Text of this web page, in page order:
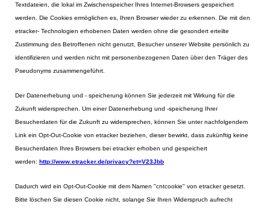
Textdateien, die lokal im Zwischenspeicher Ihres Internet-Browsers gespeichert
werden. Die Cookies ermöglichen es, Ihren Browser wieder zu erkennen. Die mit den
etracker- Technologien erhobenen Daten werden ohne die gesondert erteilte
Zustimmung des Betroffenen nicht genutzt, Besucher unserer Website persönlich zu
identifizieren und werden nicht mit personenbezogenen Daten über den Träger des
Pseudonyms zusammengeführt.
Der Datenerhebung und - speicherung können Sie jederzeit mit Wirkung für die
Zukunft widersprechen. Um einer Datenerhebung und -speicherung Ihrer
Besucherdaten für die Zukunft zu widersprechen, können Sie unter nachfolgendem
Link ein Opt-Out-Cookie von etracker beziehen, dieser bewirkt, dass zukünftig keine
Besucherdaten Ihres Browsers bei etracker erhoben und gespeichert
werden: http://www.etracker.de/privacy?et=V23Jbb
Dadurch wird ein Opt-Out-Cookie mit dem Namen "cntcookie" von etracker gesetzt.
Bitte löschen Sie diesen Cookie nicht, solange Sie Ihren Widerspruch aufrecht